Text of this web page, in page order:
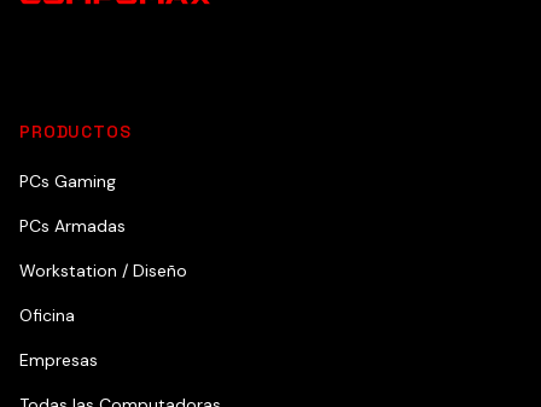
PRODUCTOS
PCs Gaming
PCs Armadas
Workstation / Diseño
Oficina
Empresas